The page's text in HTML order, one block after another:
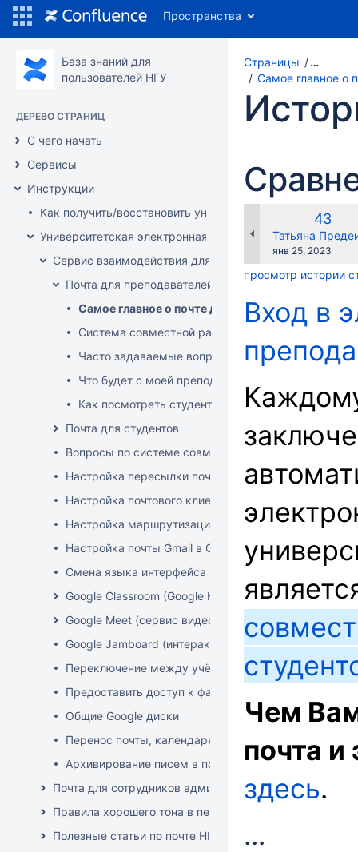
Пространства
База знаний для
пользователей НГУ
ДЕРЕВО СТРАНИЦ
С чего начать
Сервисы
Инструкции
Как получить/восстановить университетский аккаунт?
Университетская электронная почта (и сопутствующие
Сервис взаимодействия для преподавателей и
Почта для преподавателей
Самое главное о почте для преподавателей
Система совместной работы преподавателей и
Часто задаваемые вопросы (FAQ) о почте для
Что будет с моей преподавательской почтой и
Как посмотреть студентов любой группы
Почта для студентов
Вопросы по системе совместной работы
Настройка пересылки почты из университетского
Настройка почтового клиента на примере Mozilla
Настройка маршрутизации (отправка писем с
Настройка почты Gmail в Outlook
Смена языка интерфейса в GSuite
Google Classroom (Google Класс)
Google Meet (сервис видеоконференций)
Google Jamboard (интерактивная доска от Google)
Переключение между учётными записями Google
Предоставить доступ к файлам и папкам на Google
Общие Google диски
Перенос почты, календаря и контактов из Google в
Архивирование писем в почте Google
Почта для сотрудников административных
Правила хорошего тона в переписке по электронной
Полезные статьи по почте НГУ
Страницы
…
Самое главное о
43
Татьяна
Сохранено
янв 25, 2023
просмотр истории
Вход в
Чем
почта и
здесь.
...